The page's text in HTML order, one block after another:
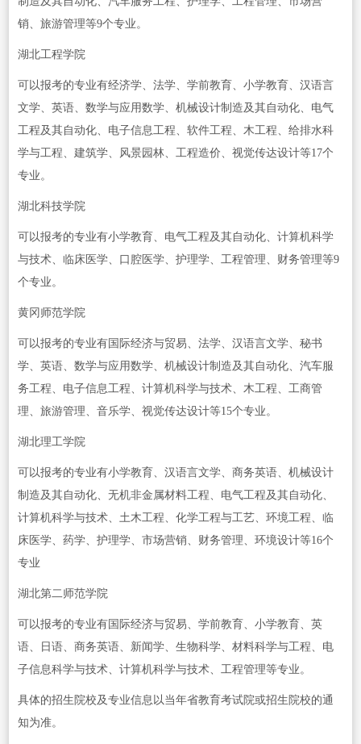
销、旅游管理等9个专业。
湖北工程学院
可以报考的专业有经济学、法学、学前教育、小学教育、汉语言
文学、英语、数学与应用数学、机械设计制造及其自动化、电气
工程及其自动化、电子信息工程、软件工程、木工程、给排水科
学与工程、建筑学、风景园林、工程造价、视觉传达设计等17个
专业。
湖北科技学院
可以报考的专业有小学教育、电气工程及其自动化、计算机科学
与技术、临床医学、口腔医学、护理学、工程管理、财务管理等9
个专业。
黄冈师范学院
可以报考的专业有国际经济与贸易、法学、汉语言文学、秘书
学、英语、数学与应用数学、机械设计制造及其自动化、汽车服
务工程、电子信息工程、计算机科学与技术、木工程、工商管
理、旅游管理、音乐学、视觉传达设计等15个专业。
湖北理工学院
可以报考的专业有小学教育、汉语言文学、商务英语、机械设计
制造及其自动化、无机非金属材料工程、电气工程及其自动化、
计算机科学与技术、土木工程、化学工程与工艺、环境工程、临
床医学、药学、护理学、市场营销、财务管理、环境设计等16个
专业
湖北第二师范学院
可以报考的专业有国际经济与贸易、学前教育、小学教育、英
语、日语、商务英语、新闻学、生物科学、材料科学与工程、电
子信息科学与技术、计算机科学与技术、工程管理等专业。
具体的招生院校及专业信息以当年省教育考试院或招生院校的通
知为准。